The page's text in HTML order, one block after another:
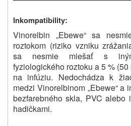
Inkompatibility:
Vinorelbin „Ebewe“ sa
roztokom (riziko vzniku
sa nesmie miešať s
fyziologického roztoku a 5 %
na infúziu. Nedochádza k
medzi Vinorelbinom „Ebewe“ a
bezfarebného skla, PVC alebo
hadičkami.